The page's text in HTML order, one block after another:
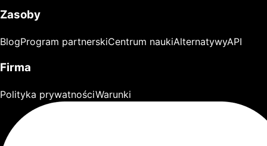
Zasoby
BlogProgram partnerskiCentrum naukiAlternatywyAPI
Firma
Polityka prywatnościWarunki